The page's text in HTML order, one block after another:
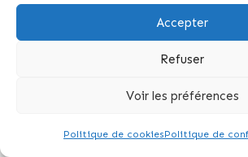
Accepter
Refuser
Voir les préférences
Politique de cookiesPolitique de
plus de 10 000 avis. La majorité
soulignent la simplicité du
du traitement (certains
attestation en moins de 24h) et
- 15% CODE ECODOM